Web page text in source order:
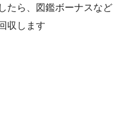
たら、図鑑ボーナスなど
収します